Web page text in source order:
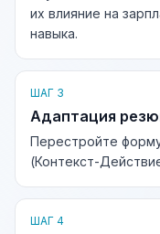
их влияние на
навыка.
ШАГ 3
Адаптация
Перестройте
(Контекст-
ШАГ 4